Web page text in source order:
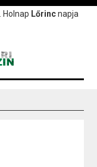
Holnap Lőrincnapja